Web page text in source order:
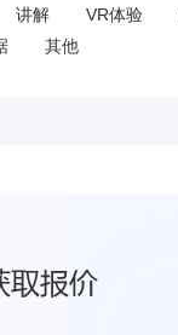
讲解 VR体验
其他